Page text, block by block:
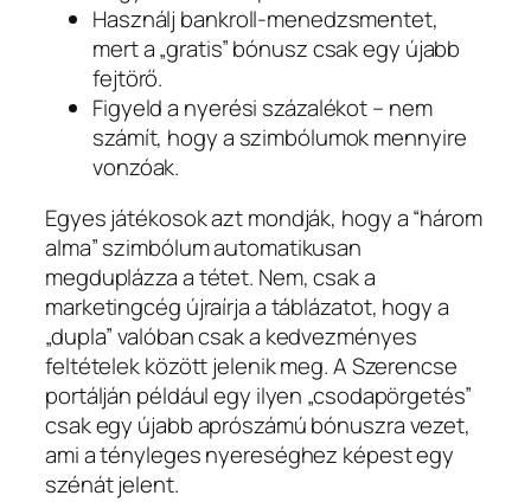
Használj bankroll‑menedzsmentet,
mert a „gratis” bónusz csak egy újabb
fejtörő.
Figyeld a nyerési százalékot – nem
számít, hogy a szimbólumok mennyire
vonzóak.
Egyes játékosok azt mondják, hogy a “három
alma” szimbólum automatikusan
megduplázza a tétet. Nem, csak a
marketingcég újraírja a táblázatot, hogy a
„dupla” valóban csak a kedvezményes
feltételek között jelenik meg. A Szerencse
portálján például egy ilyen „csodapörgetés”
csak egy újabb aprószámú bónuszra vezet,
ami a tényleges nyereséghez képest egy
szénát jelent.